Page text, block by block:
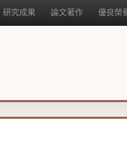
研究成果 論文著作 優良榮